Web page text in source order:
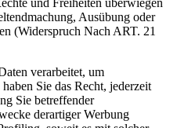
Ausübung oder
(Widerspruch Nach ART. 21
verarbeitet, um
Sie das Recht, jederzeit
Sie betreffender
derartiger Werbung